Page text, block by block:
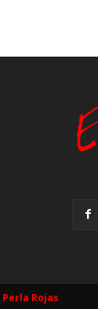
Perla Rojas